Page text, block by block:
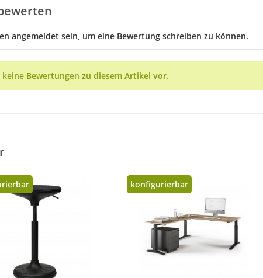
angemeldet sein, um eine Bewertung schreiben zu können.
keine Bewertungen zu diesem Artikel vor.
konfigurierbar